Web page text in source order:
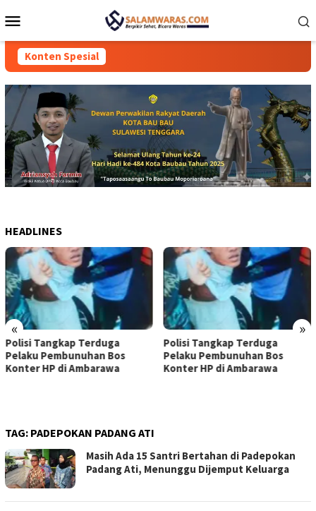
ke
Mobile
Konten Spesial
HEADLINES
« »
Polisi Tangkap Terduga
Pelaku Pembunuhan Bos
Konter HP di Ambarawa
Dugaan Korupsi KUR
Juta, Mantan AO Bank
di Pemalang Resmi
TAG: PADEPOKAN PADANG ATI
Masih Ada 15 Santri Bertahan di Padepokan
Padang Ati, Menunggu Dijemput Keluarga